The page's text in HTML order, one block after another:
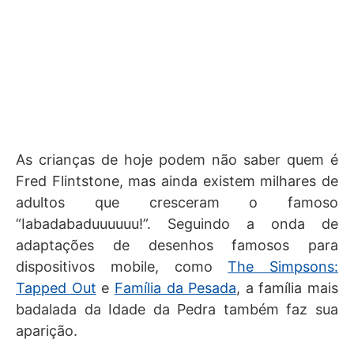
As crianças de hoje podem não saber quem é
Fred Flintstone, mas ainda existem milhares de
adultos que cresceram o famoso
“Iabadabaduuuuuu!”. Seguindo a onda de
adaptações de desenhos famosos para
dispositivos mobile, comoThe Simpsons:
Tapped Out e Família da Pesada, a família mais
badalada da Idade da Pedra também faz sua
aparição.